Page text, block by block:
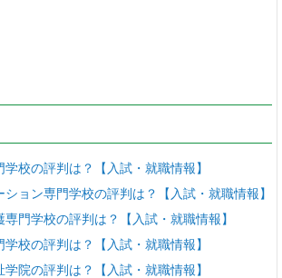
校の評判は？【入試・就職情報】
ョン専門学校の評判は？【入試・就職情報】
門学校の評判は？【入試・就職情報】
校の評判は？【入試・就職情報】
院の評判は？【入試・就職情報】